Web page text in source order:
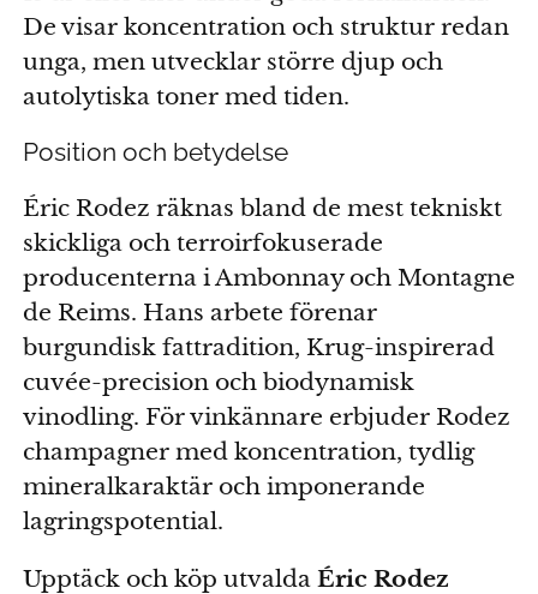
De visar koncentration och struktur redan
unga, men utvecklar större djup och
autolytiska toner med tiden.
Position och betydelse
Éric Rodez räknas bland de mest tekniskt
skickliga och terroirfokuserade
producenterna i Ambonnay och Montagne
de Reims. Hans arbete förenar
burgundisk fattradition, Krug-inspirerad
cuvée-precision och biodynamisk
vinodling. För vinkännare erbjuder Rodez
champagner med koncentration, tydlig
mineralkaraktär och imponerande
lagringspotential.
Upptäck och köp utvalda Éric Rodez